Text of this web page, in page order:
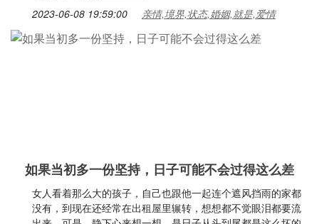
2023-06-08 19:59:00 亲情,境界,状态,婚姻,就是,爱情
如果当初多一份坚持，日子可能不会过得这么差
女人看着那么大的孩子，自己也跟他一起连个遮风挡雨的家都
没有，到现在还经常在出租屋里辗转，想想都不觉眼泪都要流